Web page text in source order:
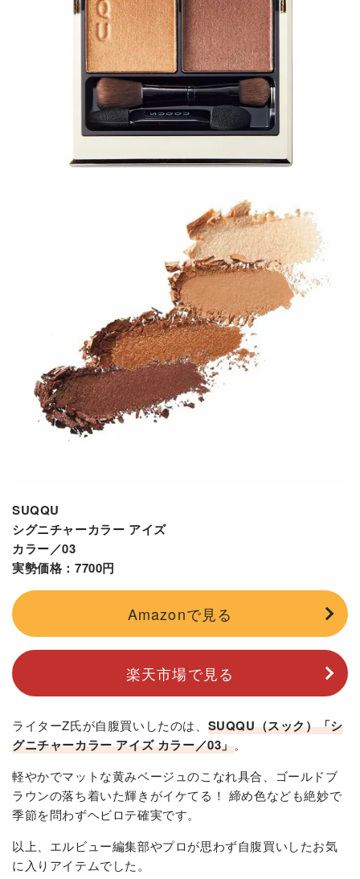
SUQQU
シグニチャーカラー アイズ
カラー／03
実勢価格：7700円
Amazonで見る
楽天市場で見る
ライターZ氏が自腹買いしたのは、 SUQQU（スック）「シ
グニチャーカラー アイズ カラー／03」。
軽やかでマットな黄みベージュのこなれ具合、ゴールドブ
ラウンの落ち着いた輝きがイケてる！ 締め色なども絶妙で
季節を問わずヘビロテ確実です。
以上、エルビュー編集部やプロが思わず自腹買いしたお気
に入りアイテムでした。